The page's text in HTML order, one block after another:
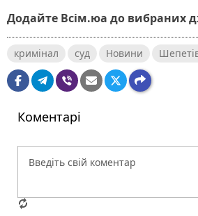
Додайте Всім.юа до вибраних
кримінал суд Новини
Коментарі